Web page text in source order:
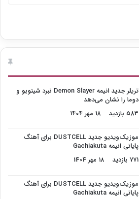
تریلر جدید انیمه Demon Slayer نبرد شینوبو و
دوما را نشان می‌دهد
583 بازدید
18 مهر 1404
موزیک‌ویدیو جدید DUSTCELL برای آهنگ
پایانی انیمه Gachiakuta
771 بازدید
18 مهر 1404
موزیک‌ویدیو جدید DUSTCELL برای آهنگ
پایانی انیمه Gachiakuta